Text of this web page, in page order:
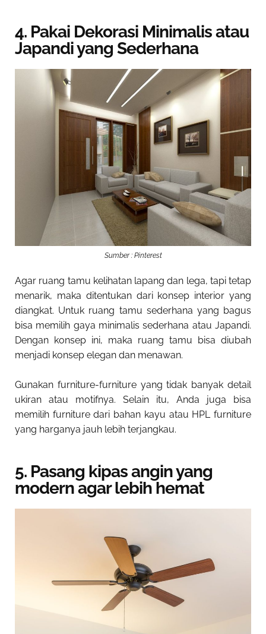
4. Pakai Dekorasi Minimalis atau
Japandi yang Sederhana
Sumber : Pinterest
Agar ruang tamu kelihatan lapang dan lega, tapi tetap
menarik, maka ditentukan dari konsep interior yang
diangkat. Untuk ruang tamu sederhana yang bagus
bisa memilih gaya minimalis sederhana atau Japandi.
Dengan konsep ini, maka ruang tamu bisa diubah
menjadi konsep elegan dan menawan.
Gunakan furniture-furniture yang tidak banyak detail
ukiran atau motifnya. Selain itu, Anda juga bisa
memilih furniture dari bahan kayu atau HPL furniture
yang harganya jauh lebih terjangkau.
5. Pasang kipas angin yang
modern agar lebih hemat